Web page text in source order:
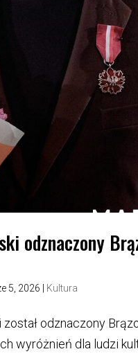
odznaczony
5, 2026 | Kultura
odznaczony
wyróżnień dla ludzi